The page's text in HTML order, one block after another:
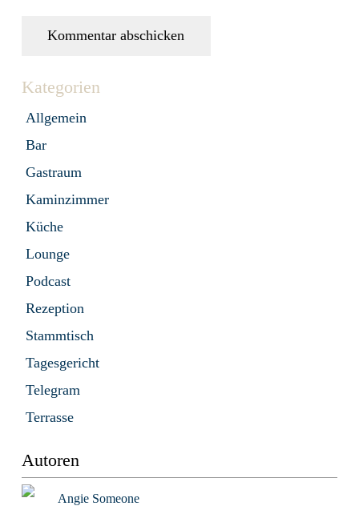
Kommentar abschicken
Kategorien
Allgemein
Bar
Gastraum
Kaminzimmer
Küche
Lounge
Podcast
Rezeption
Stammtisch
Tagesgericht
Telegram
Terrasse
Autoren
Angie Someone